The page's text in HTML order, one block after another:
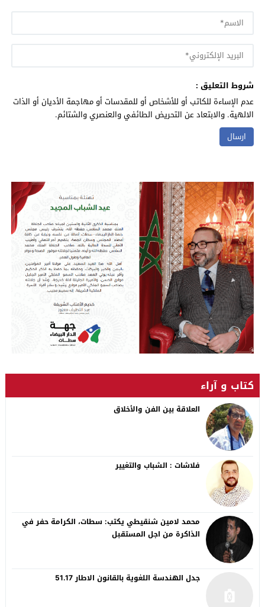
شروط التعليق :
عدم الإساءة للكاتب أو للأشخاص أو للمقدسات أو مهاجمة الأديان أو الذات
الالهية. والابتعاد عن التحريض الطائفي والعنصري والشتائم.
كتاب و آراء
العلاقة بين الفن والأخلاق
فلاشات : الشباب والتغيير
محمد لامين شنقيطي يكتب: سطات، الكرامة حفر في
الذاكرة من اجل المستقبل
جدل الهندسة اللغوية بالقانون الاطار 51.17